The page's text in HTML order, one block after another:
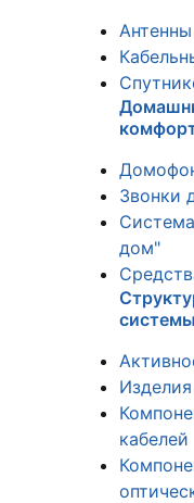
Звонки
дом"
системы
кабелей